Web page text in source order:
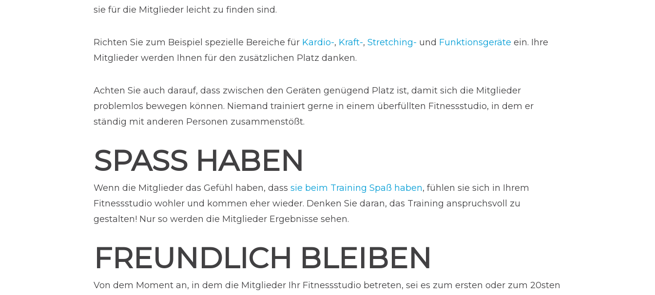
sie für die Mitglieder leicht zu finden sind.
Richten Sie zum Beispiel spezielle Bereiche für Kardio-, Kraft-, Stretching- und Funktionsgeräte ein. Ihre
Mitglieder werden Ihnen für den zusätzlichen Platz danken.
Achten Sie auch darauf, dass zwischen den Geräten genügend Platz ist, damit sich die Mitglieder
problemlos bewegen können. Niemand trainiert gerne in einem überfüllten Fitnessstudio, in dem er
ständig mit anderen Personen zusammenstößt.
SPASS HABEN
Wenn die Mitglieder das Gefühl haben, dass sie beim Training Spaß haben, fühlen sie sich in Ihrem
Fitnessstudio wohler und kommen eher wieder. Denken Sie daran, das Training anspruchsvoll zu
gestalten! Nur so werden die Mitglieder Ergebnisse sehen.
FREUNDLICH BLEIBEN
Von dem Moment an, in dem die Mitglieder Ihr Fitnessstudio betreten, sei es zum ersten oder zum 20sten